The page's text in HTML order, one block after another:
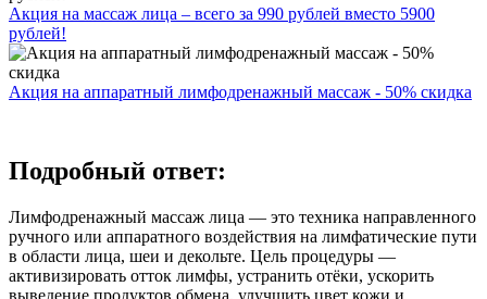
Акция на массаж лица – всего за 990 рублей вместо 5900
рублей!
Акция на аппаратный лимфодренажный массаж - 50% скидка
Подробный ответ:
Лимфодренажный массаж лица — это техника направленного
ручного или аппаратного воздействия на лимфатические пути
в области лица, шеи и декольте. Цель процедуры —
активизировать отток лимфы, устранить отёки, ускорить
выведение продуктов обмена, улучшить цвет кожи и